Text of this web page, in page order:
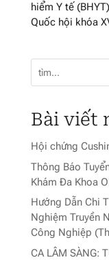
hiểm Y tế
Quốc hội khóa
Bài viết
Hội chứng
Thông Báo
Khám Đa Khoa
Hướng Dẫn Chi
Nghiệm Truyền
Công Nghiệp
CA LÂM SÀNG: